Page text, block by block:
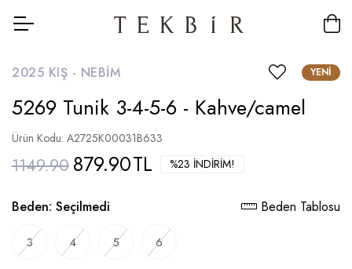
2025 KIŞ - NEBIM YENI
5269 Tunik 3-4-5-6 - Kahve/camel
Ürün Kodu: A2725K00031B633
1149.90 879.90TL %23 İNDIRIM!
Beden: Seçilmedi Beden Tablosu
3 4 5 6